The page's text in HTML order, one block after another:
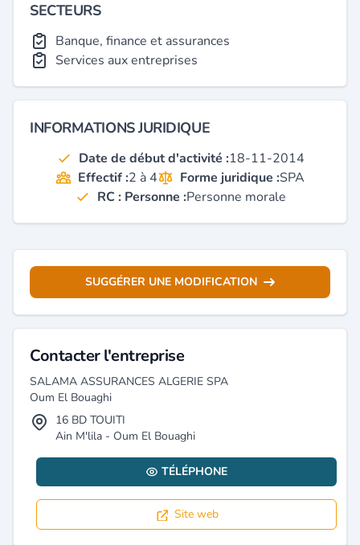
SECTEURS
Banque, finance et assurances
Services aux entreprises
INFORMATIONS JURIDIQUE
Date de début d'activité :18-11-2014
Effectif :2 à 4 Forme juridique :SPA
RC : Personne :Personne morale
SUGGÉRER UNE MODIFICATION
Contacter l'entreprise
SALAMA ASSURANCES ALGERIE SPA
Oum El Bouaghi
16 BD TOUITI
Ain M'lila - Oum El Bouaghi
TÉLÉPHONE
Site web